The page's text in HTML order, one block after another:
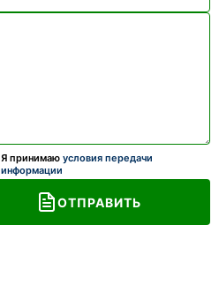
Я принимаю условия передачи
информации
ОТПРАВИТЬ